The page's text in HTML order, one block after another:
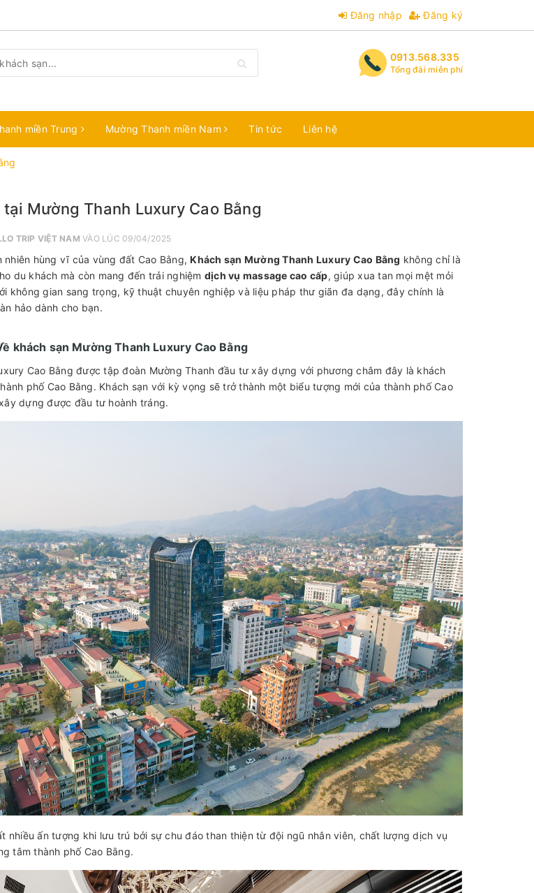
Đăng nhập Đăng ký
0913.568.335
Tổng đài miễn phí
miền Trung Mường Thanh miền Nam Tin tức Liên hệ
Mường Thanh Luxury Cao Bằng
TRIP VIỆT NAM VÀO LÚC 09/04/2025
nhiên hùng vĩ của vùng đất Cao Bằng,Khách sạn Mường Thanh Luxury Cao Bằng không chỉ là
du khách mà còn mang đến trải nghiệm dịch vụ massage cao cấp, giúp xua tan mọi mệt mỏi
không gian sang trọng, kỹ thuật chuyên nghiệp và liệu pháp thư giãn đa dạng, đây chính là
hảo dành cho bạn.
khách sạn Mường Thanh Luxury Cao Bằng
Cao Bằng được tập đoàn Mường Thanh đầu tư xây dựng với phương châm đây là khách
phố Cao Bằng. Khách sạn với kỳ vọng sẽ trở thành một biểu tượng mới của thành phố Cao
dựng được đầu tư hoành tráng.
nhiều ấn tượng khi lưu trú bởi sự chu đáo than thiện từ đội ngũ nhân viên, chất lượng dịch vụ
tâm thành phố Cao Bằng.